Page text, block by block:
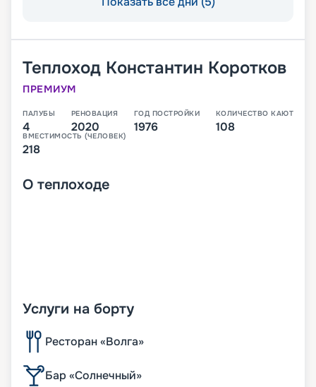
Теплоход Константин Коротков
ПРЕМИУМ
ПАЛУБЫ
4
РЕНОВАЦИЯ
2020
ГОД ПОСТРОЙКИ
1976
КОЛИЧЕСТВО КАЮТ
108
ВМЕСТИМОСТЬ (ЧЕЛОВЕК)
218
О теплоходе
Услуги на борту
Ресторан «Волга»
Бар «Солнечный»